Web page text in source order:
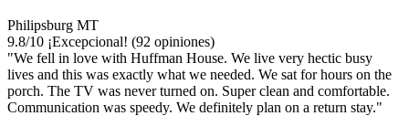
Philipsburg MT
9.8/10 ¡Excepcional! (92 opiniones)
"We fell in love with Huffman House. We live very hectic busy
lives and this was exactly what we needed. We sat for hours on the
porch. The TV was never turned on. Super clean and comfortable.
Communication was speedy. We definitely plan on a return stay."